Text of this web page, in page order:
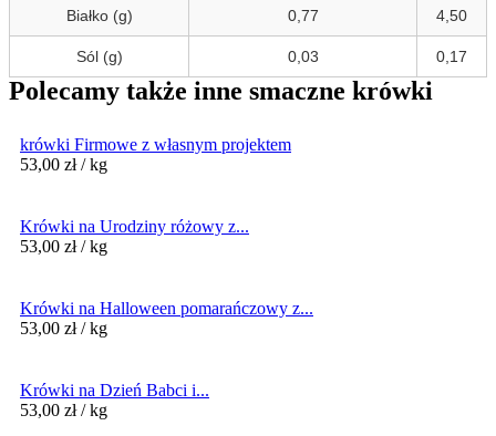
Białko (g) 0,77 4,50
Sól (g) 0,03 0,17
Polecamy także inne smaczne krówki
krówki Firmowe z własnym projektem
53,00 zł / kg
Krówki na Urodziny różowy z...
53,00 zł / kg
Krówki na Halloween pomarańczowy z...
53,00 zł / kg
Krówki na Dzień Babci i...
53,00 zł / kg